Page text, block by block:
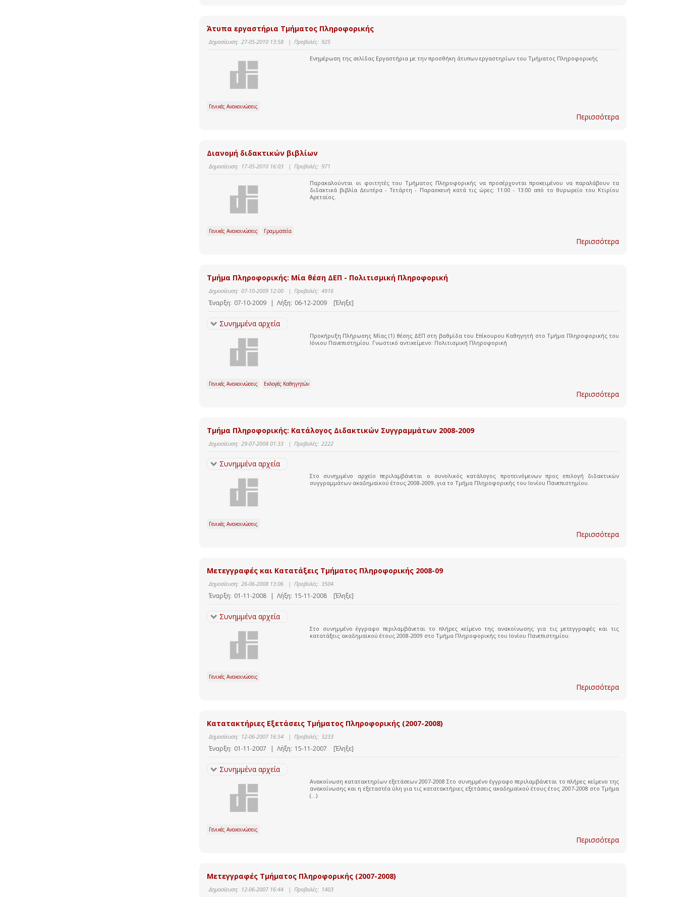
Άτυπα εργαστήρια Τμήματος Πληροφορικής
Δημοσίευση: 27-05-2010 13:58 | Προβολές: 925
Ενημέρωση της σελίδας Εργαστήρια με την προσθήκη άτυπων εργαστηρίων του Τμήματος Πληροφορικής
Γενικές Ανακοινώσεις
Περισσότερα
Διανομή διδακτικών βιβλίων
Δημοσίευση: 17-05-2010 16:03 | Προβολές: 971
Παρακαλούνται οι φοιτητές του Τμήματος Πληροφορικής να προσέρχονται προκειμένου να παραλάβουν τα
διδακτικά βιβλία Δευτέρα - Τετάρτη - Παρασκευή κατά τις ώρες: 11:00 - 13:00 από το θυρωρείο του Κτιρίου
Αρεταίος.
Γενικές Ανακοινώσεις Γραμματεία
Περισσότερα
Τμήμα Πληροφορικής: Μία θέση ΔΕΠ - Πολιτισμική Πληροφορική
Δημοσίευση: 07-10-2009 12:00 | Προβολές: 4916
Έναρξη: 07-10-2009 | Λήξη: 06-12-2009 [Έληξε]
Συνημμένα αρχεία
Προκήρυξη Πλήρωσης Μίας (1) θέσης ΔΕΠ στη βαθμίδα του Επίκουρου Καθηγητή στο Τμήμα Πληροφορικής του
Ιόνιου Πανεπιστημίου. Γνωστικό αντικείμενο: Πολιτισμική Πληροφορική
Γενικές Ανακοινώσεις Εκλογές Καθηγητών
Περισσότερα
Τμήμα Πληροφορικής: Κατάλογος Διδακτικών Συγγραμμάτων 2008-2009
Δημοσίευση: 29-07-2008 01:33 | Προβολές: 2222
Συνημμένα αρχεία
Στο συνημμένο αρχείο περιλαμβάνεται ο συνολικός κατάλογος προτεινόμενων προς επιλογή διδακτικών
συγγραμμάτων ακαδημαϊκού έτους 2008-2009, για το Τμήμα Πληροφορικής του Ιονίου Πανεπιστημίου.
Γενικές Ανακοινώσεις
Περισσότερα
Μετεγγραφές και Κατατάξεις Τμήματος Πληροφορικής 2008-09
Δημοσίευση: 26-06-2008 13:06 | Προβολές: 3504
Έναρξη: 01-11-2008 | Λήξη: 15-11-2008 [Έληξε]
Συνημμένα αρχεία
Στο συνημμένο έγγραφο περιλαμβάνεται το πλήρες κείμενο της ανακοίνωσης για τις μετεγγραφές και τις
κατατάξεις ακαδημαϊκού έτους 2008-2009 στο Τμήμα Πληροφορικής του Ιονίου Πανεπιστημίου.
Γενικές Ανακοινώσεις
Περισσότερα
Κατατακτήριες Εξετάσεις Τμήματος Πληροφορικής (2007-2008)
Δημοσίευση: 12-06-2007 16:54 | Προβολές: 3233
Έναρξη: 01-11-2007 | Λήξη: 15-11-2007 [Έληξε]
Συνημμένα αρχεία
Ανακοίνωση κατατακτηρίων εξετάσεων 2007-2008 Στο συνημμένο έγγραφο περιλαμβάνεται το πλήρες κείμενο της
ανακοίνωσης και η εξεταστέα ύλη για τις κατατακτήριες εξετάσεις ακαδημαϊκού έτους έτος 2007-2008 στο Τμήμα
(...)
Γενικές Ανακοινώσεις
Περισσότερα
Μετεγγραφές Τμήματος Πληροφορικής (2007-2008)
Δημοσίευση: 12-06-2007 16:44 | Προβολές: 1403